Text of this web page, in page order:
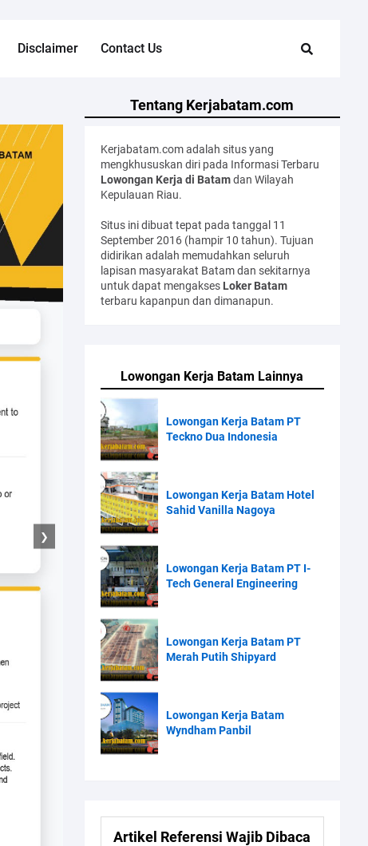
Disclaimer Contact Us
❯
Tentang Kerjabatam.com
Kerjabatam.com adalah situs yang
mengkhususkan diri pada Informasi Terbaru
Lowongan Kerja di Batamdan Wilayah
Kepulauan Riau.
Situs ini dibuat tepat pada tanggal 11
September 2016 (hampir 10 tahun). Tujuan
didirikan adalah memudahkan seluruh
lapisan masyarakat Batam dan sekitarnya
untuk dapat mengakses Loker Batam
terbaru kapanpun dan dimanapun.
Lowongan Kerja Batam Lainnya
Lowongan Kerja Batam PT
Teckno Dua Indonesia
Lowongan Kerja Batam Hotel
Sahid Vanilla Nagoya
Lowongan Kerja Batam PT I-
Tech General Engineering
Lowongan Kerja Batam PT
Merah Putih Shipyard
Lowongan Kerja Batam
Wyndham Panbil
Artikel Referensi Wajib Dibaca